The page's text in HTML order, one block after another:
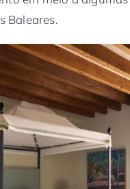
Baleares.